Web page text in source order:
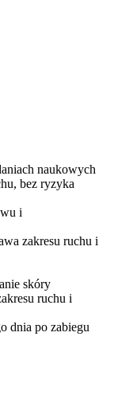
naukowych
bez ryzyka
i
zakresu ruchu i
skóry
ruchu i
dnia po zabiegu